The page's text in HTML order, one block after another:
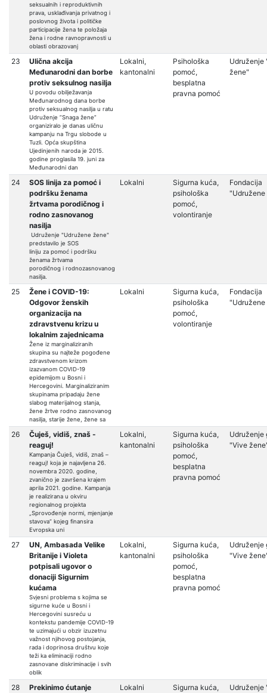
seksualnih i reproduktivnih
prava, usklađivanja privatnog i
poslovnog života i političke
participacije žena te položaja
žena i rodne ravnopravnosti u
oblasti obrazovanj
23
Ulična akcija
Međunarodni dan borbe
protiv seksulnog nasilja
U povodu obilježavanja
Međunarodnog dana borbe
protiv seksualnog nasilja u ratu
Udruženje ”Snaga žene”
organiziralo je danas uličnu
kampanju na Trgu slobode u
Tuzli. Opća skupština
Ujedinjenih naroda je 2015.
godine proglasila 19. juni za
Međunarodni dan
Lokalni,
kantonalni
Psihološka
pomoć,
besplatna
pravna pomoć
Udruženje
žene"
24
SOS linija za pomoć i
podršku ženama
žrtvama porodičnog i
rodno zasnovanog
nasilja
Udruženje "Udružene žene"
predstavilo je SOS
liniju za pomoć i podršku
ženama žrtvama
porodičnog i rodnozasnovanog
nasilja.
Lokalni
Sigurna kuća,
psihološka
pomoć,
volontiranje
Fondacija
25
Žene i COVID-19:
Odgovor ženskih
organizacija na
zdravstvenu krizu u
lokalnim zajednicama
Žene iz marginaliziranih
skupina su najteže pogođene
zdravstvenom krizom
izazvanom COVID-19
epidemijom u Bosni i
Hercegovini. Marginaliziranim
skupinama pripadaju žene
slabog materijalnog stanja,
žene žrtve rodno zasnovanog
nasilja, starije žene, žene sa
Lokalni
Sigurna kuća,
psihološka
pomoć,
volontiranje
Fondacija
26
Čuješ, vidiš, znaš -
reaguj!
Kampanja Čuješ, vidiš, znaš –
reaguj! koja je najavljena 26.
novembra 2020. godine,
zvanično je završena krajem
aprila 2021. godine. Kampanja
je realizirana u okviru
regionalnog projekta
„Sprovođenje normi, mjenjanje
stavova“ kojeg finansira
Evropska uni
Lokalni,
kantonalni
Sigurna kuća,
psihološka
pomoć,
besplatna
pravna pomoć
Udruženje
"Vive
27
UN, Ambasada Velike
Britanije i Violeta
potpisali ugovor o
donaciji Sigurnim
kućama
Svjesni problema s kojima se
sigurne kuće u Bosni i
Hercegovini susreću u
kontekstu pandemije COVID-19
te uzimajući u obzir izuzetnu
važnost njihovog postojanja,
rada i doprinosa društvu koje
teži ka eliminaciji rodno
zasnovane diskriminacije i svih
oblik
Lokalni,
kantonalni
Sigurna kuća,
psihološka
pomoć,
besplatna
pravna pomoć
Udruženje
"Vive
28 Prekinimo ćutanje Lokalni
Sigurna kuća,
Udruženje